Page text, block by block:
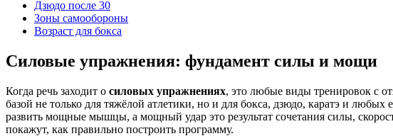
Дзюдо после 30
Зоны самообороны
Возраст для бокса
Силовые упражнения: фундамент силы и мощи
Когда речь заходит о силовых упражнениях, это любые виды тренировок с
базой не только для тяжёлой атлетики, но и для бокса, дзюдо, каратэ и любых
развить мощные мышцы, а мощный удар это результат сочетания силы,
покажут, как правильно построить программу.